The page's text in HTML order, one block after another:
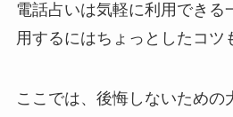
電話占いは気軽に利用できる
用するにはちょっとしたコツ
ここでは、後悔しないための